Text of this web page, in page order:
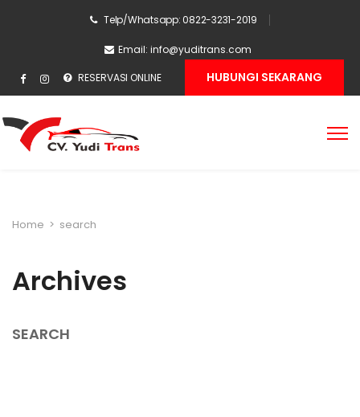
Telp/Whatsapp: 0822-3231-2019
Email: info@yuditrans.com
RESERVASI ONLINE HUBUNGI SEKARANG
Home > search
Archives
SEARCH